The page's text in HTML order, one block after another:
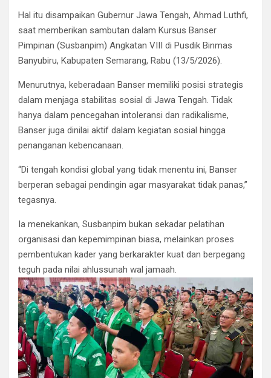
Hal itu disampaikan Gubernur Jawa Tengah, Ahmad Luthfi,
saat memberikan sambutan dalam Kursus Banser
Pimpinan (Susbanpim) Angkatan VIII di Pusdik Binmas
Banyubiru, Kabupaten Semarang, Rabu (13/5/2026).
Menurutnya, keberadaan Banser memiliki posisi strategis
dalam menjaga stabilitas sosial di Jawa Tengah. Tidak
hanya dalam pencegahan intoleransi dan radikalisme,
Banser juga dinilai aktif dalam kegiatan sosial hingga
penanganan kebencanaan.
“Di tengah kondisi global yang tidak menentu ini, Banser
berperan sebagai pendingin agar masyarakat tidak panas,”
tegasnya.
Ia menekankan, Susbanpim bukan sekadar pelatihan
organisasi dan kepemimpinan biasa, melainkan proses
pembentukan kader yang berkarakter kuat dan berpegang
teguh pada nilai ahlussunah wal jamaah.